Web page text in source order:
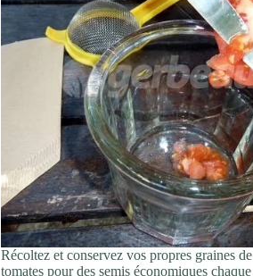
Récoltez et conservez vos propres graines de
tomates pour des semis économiques chaque